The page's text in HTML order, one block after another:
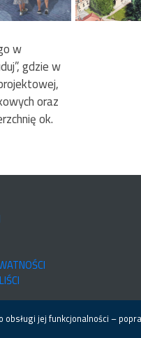
w
gdzie w
oraz
ok.
jej funkcjonalności –